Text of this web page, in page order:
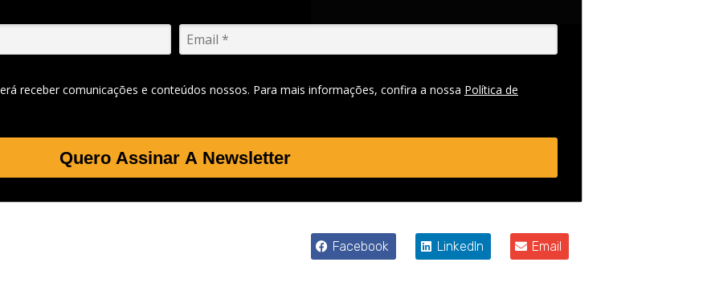
receber comunicações e conteúdos nossos. Para mais informações, confira a nossa Política de
Quero Assinar A Newsletter
Facebook LinkedIn Email